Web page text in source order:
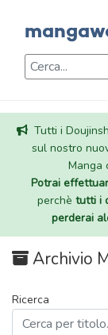
Tutti i
sul nostro
Manga
Potrai
perchè tutti i
perderai
Archivio
Ricerca